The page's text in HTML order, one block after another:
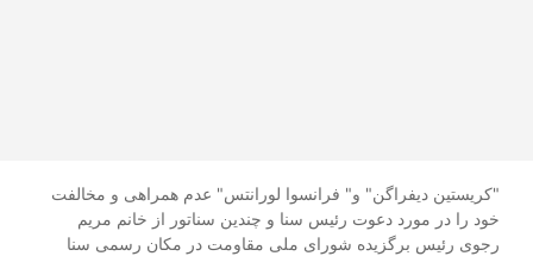
"کریستین دیفراگن" و" فرانسوا لورانتس" عدم همراهی و مخالفت
خود را در مورد دعوت رئیس سنا و چندین سناتور از خانم مریم
رجوی رئیس برگزیده شورای ملی مقاومت در مکان رسمی سنا